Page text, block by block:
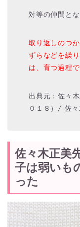
対等の仲間と
取り返しのつ
ずらなどを繰
は、育つ過程
出典元：佐々
０１８）/ 佐
佐々木正美
子は弱いも
った